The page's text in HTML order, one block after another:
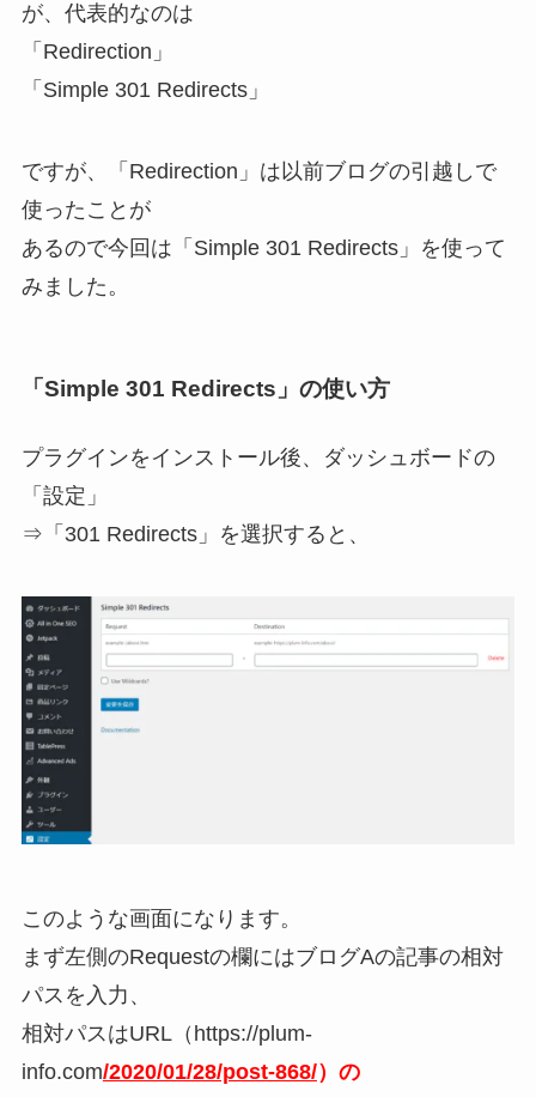
が、代表的なのは
「Redirection」
「Simple 301 Redirects」
ですが、「Redirection」は以前ブログの引越しで
使ったことが
あるので今回は「Simple 301 Redirects」を使って
みました。
「Simple 301 Redirects」の使い方
プラグインをインストール後、ダッシュボードの
「設定」
⇒「301 Redirects」を選択すると、
このような画面になります。
まず左側のRequestの欄にはブログAの記事の相対
パスを入力、
相対パスはURL（https://plum-
info.com/2020/01/28/post-868/）の